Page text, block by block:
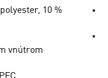
10 %
vnútrom